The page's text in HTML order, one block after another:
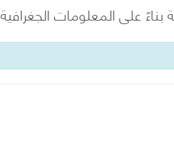
بناءً على المعلومات الجغرافية